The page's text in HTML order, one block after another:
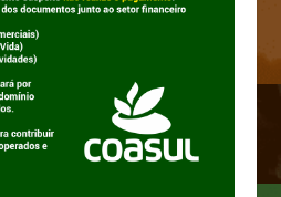
Cereais
Rações